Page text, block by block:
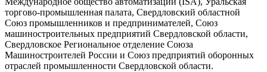
торгово-промышленная палата, Свердловский областной
Союз промышленников и предпринимателей, Союз
машиностроительных предприятий Свердловской области,
Свердловское Региональное отделение Союза
Машиностроителей России и Союз предприятий оборонных
отраслей промышленности Свердловской области.